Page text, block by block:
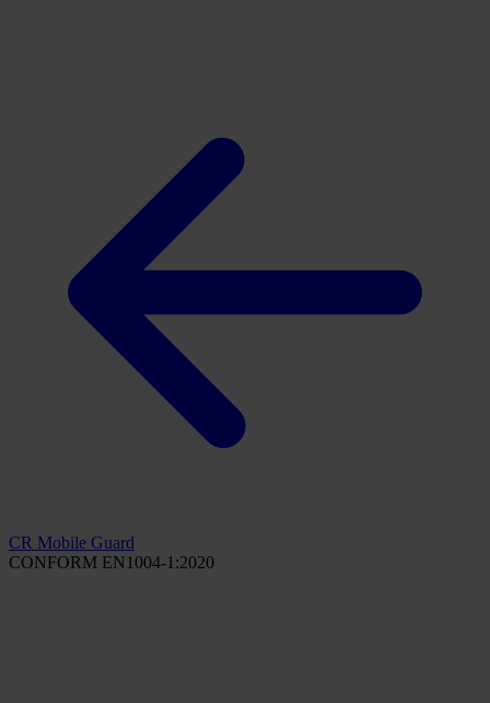
CR Mobile Guard
CONFORM EN1004-1:2020